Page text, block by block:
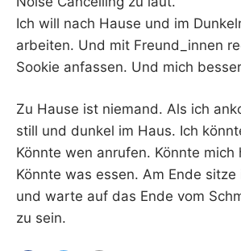
Ich will nach Hause und im
arbeiten. Und mit Freund_innen
Sookie anfassen. Und mich
Zu Hause ist niemand. Als ich
still und dunkel im Haus. Ich
Könnte wen anrufen. Könnte mich
Könnte was essen. Am Ende sitze
und warte auf das Ende vom
zu sein.